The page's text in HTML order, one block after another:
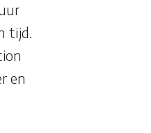
tijd.
en